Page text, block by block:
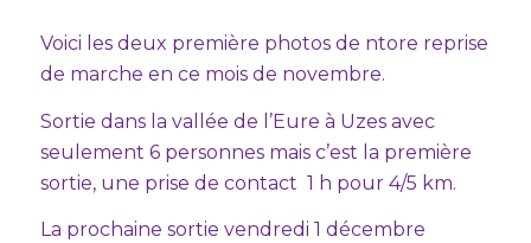
Voici les deux première photos de ntore reprise
de marche en ce mois de novembre.
Sortie dans la vallée de l’Eure à Uzes avec
seulement 6 personnes mais c’est la première
sortie, une prise de contact 1 h pour 4/5 km.
La prochaine sortie vendredi 1 décembre